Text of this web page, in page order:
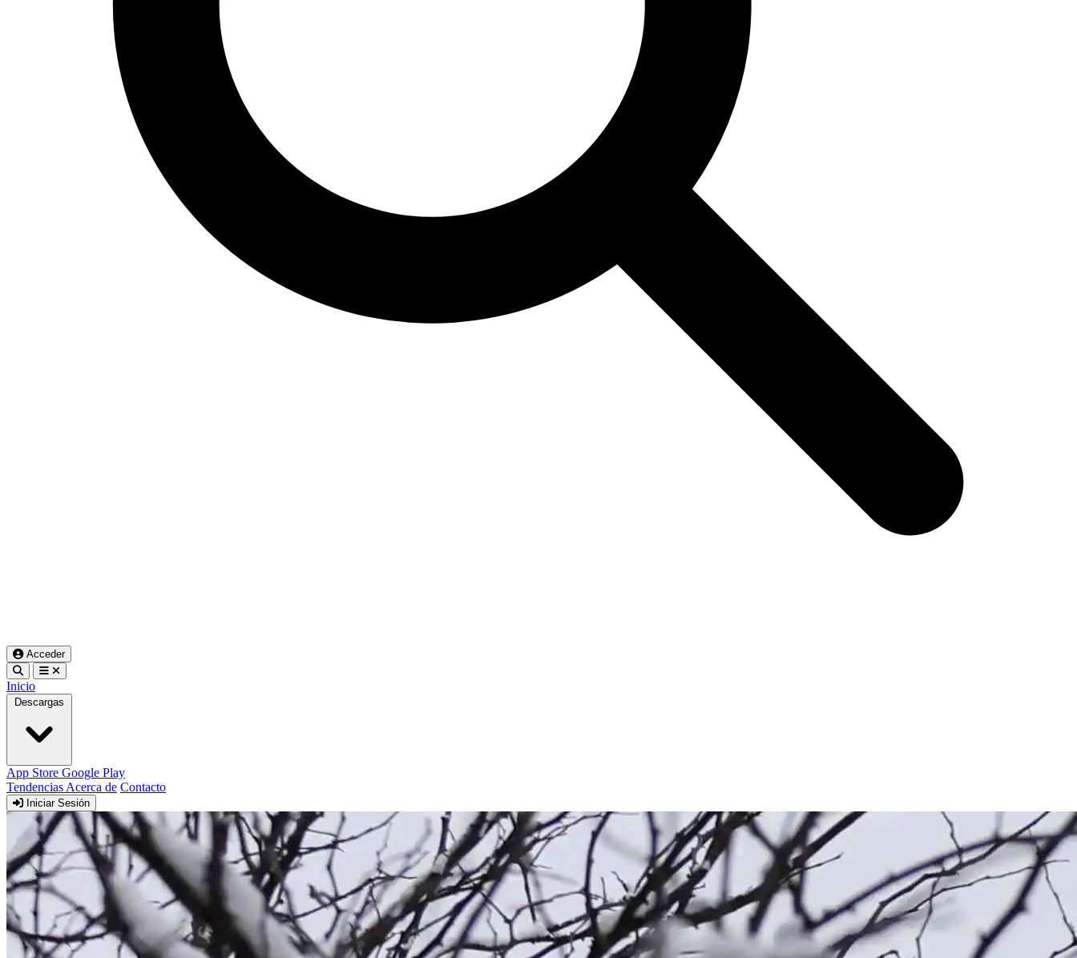
Acceder
Inicio
Descargas
App Store Google Play
Tendencias Acerca de Contacto
Iniciar Sesión